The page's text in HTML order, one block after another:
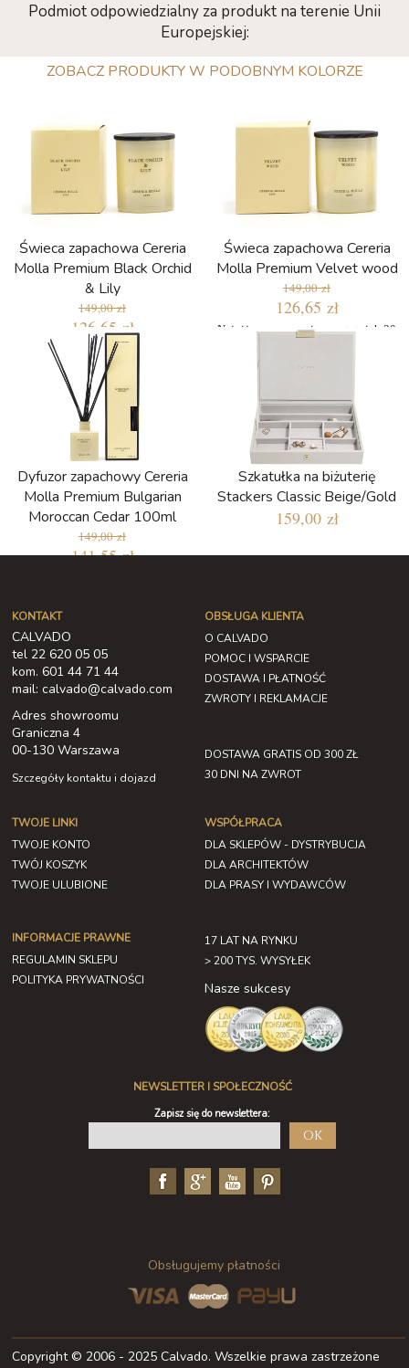
Podmiot odpowiedzialny za produkt na terenie Unii
Europejskiej:
ZOBACZ PRODUKTY W PODOBNYM KOLORZE
Świeca zapachowa Cereria
Molla Premium Black Orchid
& Lily
149,00 zł
126,65 zł
Najniższa cena w ciągu ostatnich 30
dni: 109,65 zł
Świeca zapachowa Cereria
Molla Premium Velvet wood
149,00 zł
126,65 zł
Najniższa cena w ciągu ostatnich 30
Dyfuzor zapachowy Cereria
Molla Premium Bulgarian
Moroccan Cedar 100ml
149,00 zł
141,55 zł
Szkatułka na biżuterię
Stackers Classic Beige/Gold
159,00 zł
KONTAKT
CALVADO
tel 22 620 05 05
kom. 601 44 71 44
mail: calvado@calvado.com
Adres showroomu
Graniczna 4
00-130 Warszawa
Szczegóły kontaktu i dojazd
OBSŁUGA KLIENTA
O CALVADO
POMOC I WSPARCIE
DOSTAWA I PŁATNOŚĆ
ZWROTY I REKLAMACJE
DOSTAWA GRATIS OD 300 ZŁ
30 DNI NA ZWROT
TWOJE LINKI
TWOJE KONTO
TWÓJ KOSZYK
TWOJE ULUBIONE
INFORMACJE PRAWNE
REGULAMIN SKLEPU
POLITYKA PRYWATNOŚCI
WSPÓŁPRACA
DLA SKLEPÓW - DYSTRYBUCJA
DLA ARCHITEKTÓW
DLA PRASY I WYDAWCÓW
17 LAT NA RYNKU
> 200 TYS. WYSYŁEK
Nasze sukcesy
NEWSLETTER I SPOŁECZNOŚĆ
Zapisz się do newslettera:
OK
Obsługujemy płatności
Copyright © 2006 - 2025 Calvado. Wszelkie prawa zastrzeżone